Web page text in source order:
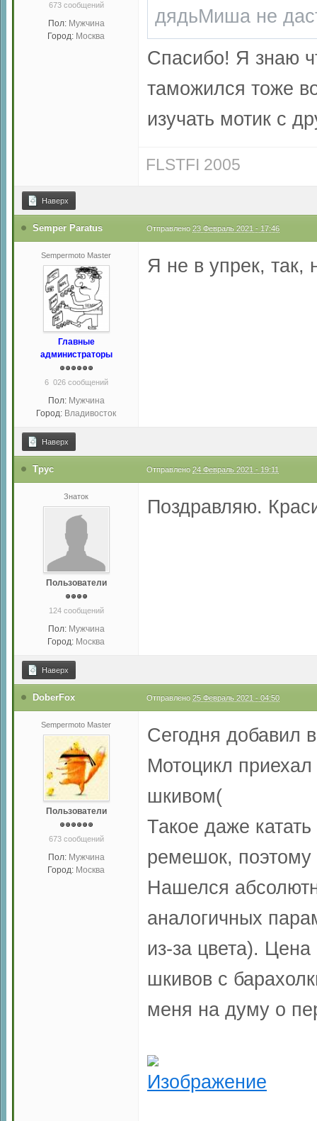
673 сообщений
Пол: Мужчина
Город: Москва
дядьМиша не
Спасибо! Я знаю
таможился тоже
изучать мотик с
FLSTFI 2005
Наверх
Semper Paratus Отправлено 23 Февраль 2021 - 17:46
Sempermoto Master
Главные
администраторы
6 026 сообщений
Пол: Мужчина
Город: Владивосток
Я не в упрек, так,
Наверх
Трус Отправлено 24 Февраль 2021 - 19:11
Знаток
Пользователи
124 сообщений
Пол: Мужчина
Город: Москва
Поздравляю.
Наверх
DoberFox Отправлено 25 Февраль 2021 - 04:50
Sempermoto Master
Пользователи
673 сообщений
Пол: Мужчина
Город: Москва
Сегодня добавил
Мотоцикл
шкивом(
Такое даже
ремешок, поэтому
Нашелся
аналогичных
из-за цвета).
шкивов с
меня на думу о